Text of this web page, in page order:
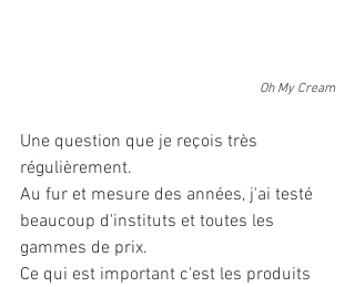
Oh My Cream
Une question que je reçois très
régulièrement.
Au fur et mesure des années, j'ai testé
beaucoup d'instituts et toutes les
gammes de prix.
Ce qui est important c'est les produits